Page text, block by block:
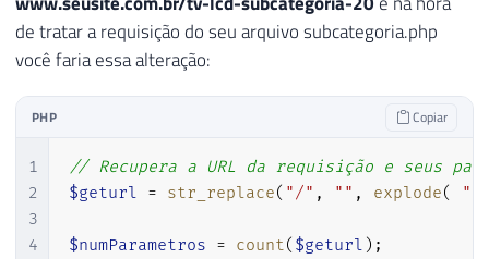
de tratar a requisição do seu arquivo subcategoria.php
você faria essa alteração:
PHP Copiar
1
2
3
4
// Recupera a URL da requisição e seus
$geturl = str_replace( "/" , "" , explode( "-
$numParametros = count( $geturl ) ;